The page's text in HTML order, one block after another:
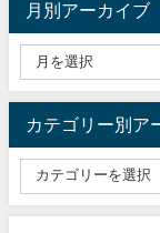
月別アーカイブ
カテゴリー別ア